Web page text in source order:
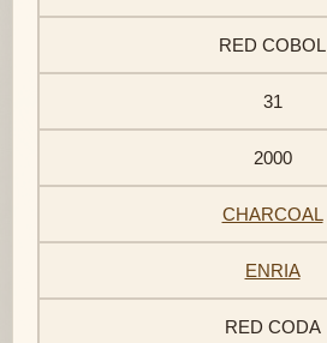
RED COBOL
31
2000
CHARCOAL
ENRIA
RED CODA